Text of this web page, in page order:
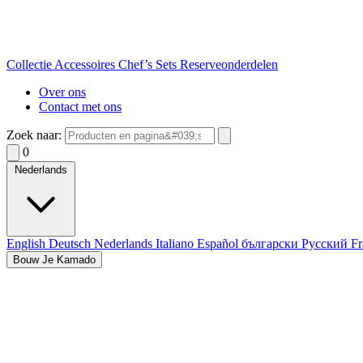
Collectie Accessoires Chef’s Sets Reserveonderdelen
Over ons
Contact met ons
Zoek naar:
0
Nederlands
English Deutsch Nederlands Italiano Español български Русский
Bouw Je Kamado